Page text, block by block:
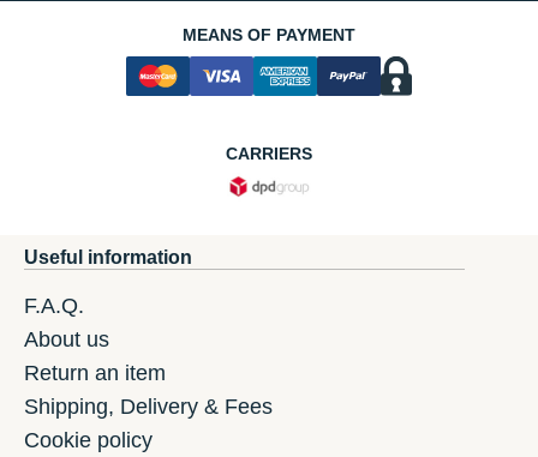
MEANS OF PAYMENT
CARRIERS
Useful information
F.A.Q.
About us
Return an item
Shipping, Delivery & Fees
Cookie policy